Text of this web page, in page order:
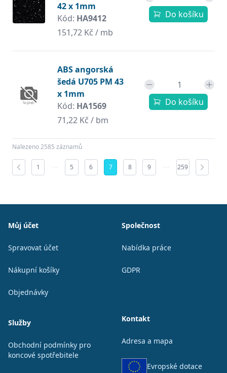
42 x 1mm
Kód: HA9412
151,72 Kč / mb
Do košíku
ABS angorská
šedá U705 PM 43
x 1mm
Kód: HA1569
71,22 Kč / bm
Do košíku
Nalezeno 2585 záznamů
1 5 6 7 8 9 259
Můj účet
Spravovat účet
Nákupní košíky
Objednávky
Služby
Obchodní podmínky pro
koncové spotřebitele
Společnost
Nabídka práce
GDPR
Kontakt
Adresa a mapa
Evropské dotace